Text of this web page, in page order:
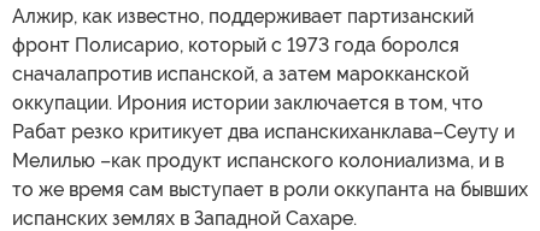
Алжир, как известно, поддерживает партизанский
фронт Полисарио, который с 1973 года боролся
сначалапротив испанской, а затем марокканской
оккупации. Ирония истории заключается в том, что
Рабат резко критикует два испанскиханклава–Сеуту и
Мелилью –как продукт испанского колониализма, и в
то же время сам выступает в роли оккупанта на бывших
испанских землях в Западной Сахаре.